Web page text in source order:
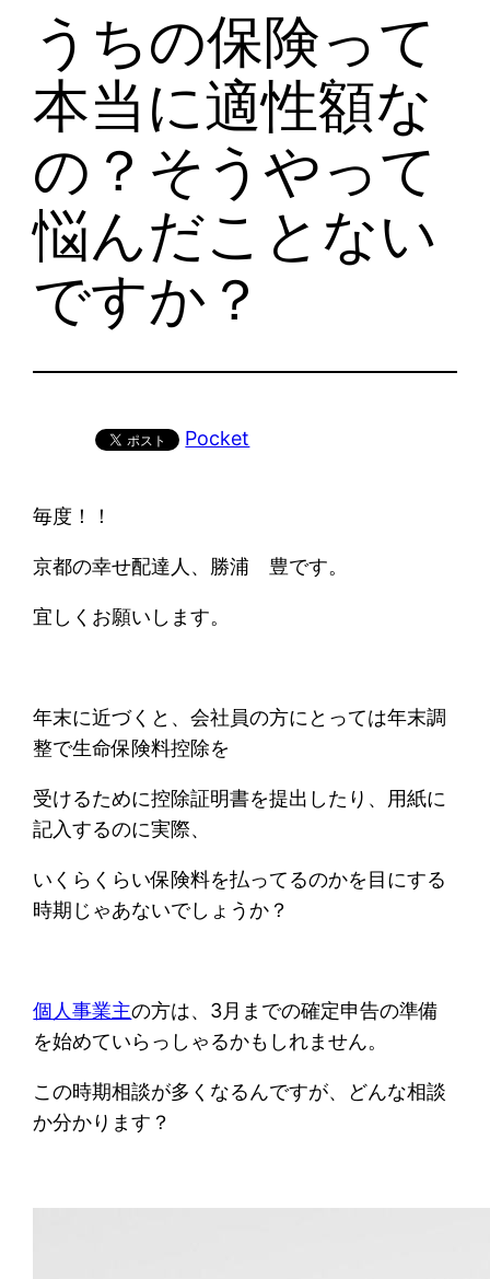
うちの保険って
本当に適性額な
の？そうやって
悩んだことない
ですか？
Pocket
毎度！！
京都の幸せ配達人、勝浦 豊です。
宜しくお願いします。
年末に近づくと、会社員の方にとっては年末調
整で生命保険料控除を
受けるために控除証明書を提出したり、用紙に
記入するのに実際、
いくらくらい保険料を払ってるのかを目にする
時期じゃあないでしょうか？
個人事業主の方は、3月までの確定申告の準備
を始めていらっしゃるかもしれません。
この時期相談が多くなるんですが、どんな相談
か分かります？